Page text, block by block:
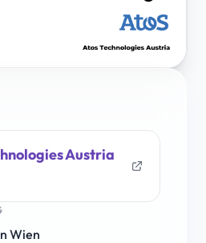
Austria
Wien